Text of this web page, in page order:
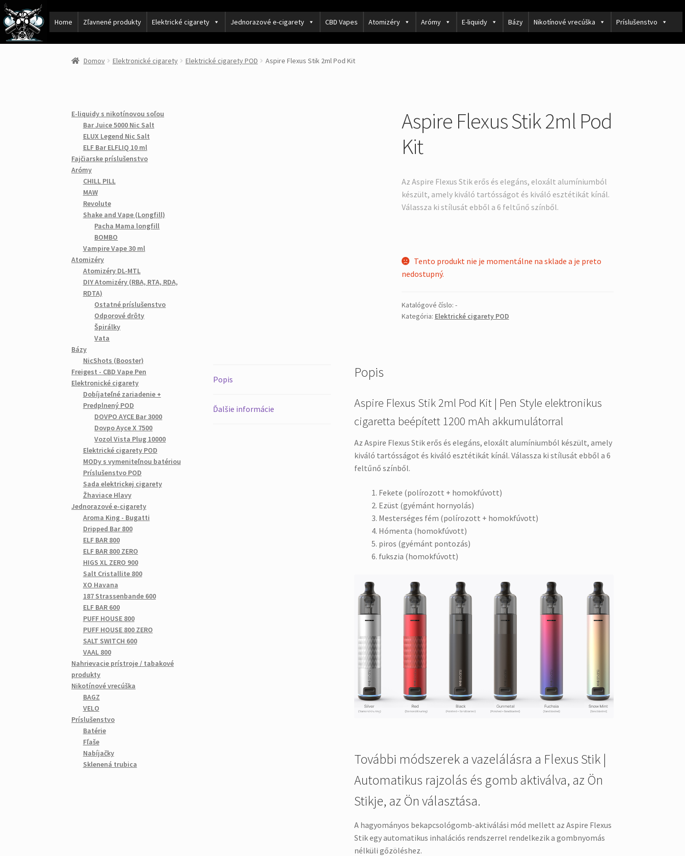
Home Zľavnené produkty Elektrické cigarety Jednorazové e-cigarety CBD Vapes Atomizéry Arómy E-liquidy Bázy Nikotínové vrecúška Príslušenstvo
Domov Elektronické cigarety Elektrické cigarety POD Aspire Flexus Stik 2ml Pod Kit
Aspire Flexus Stik 2ml Pod
Kit
Az Aspire Flexus Stik erős és elegáns, eloxált alumíniumból
készült, amely kiváló tartósságot és kiváló esztétikát kínál.
Válassza ki stílusát ebből a 6 feltűnő színből.
Tento produkt nie je momentálne na sklade a je preto
nedostupný.
Katalógové číslo: -
Kategória: Elektrické cigarety POD
Popis
Ďalšie informácie
Popis
Aspire Flexus Stik 2ml Pod Kit | Pen Style elektronikus
cigaretta beépített 1200 mAh akkumulátorral
Az Aspire Flexus Stik erős és elegáns, eloxált alumíniumból készült, amely
kiváló tartósságot és kiváló esztétikát kínál. Válassza ki stílusát ebből a 6
feltűnő színből.
Fekete (polírozott + homokfúvott)
Ezüst (gyémánt hornyolás)
Mesterséges fém (polírozott + homokfúvott)
Hómenta (homokfúvott)
piros (gyémánt pontozás)
fukszia (homokfúvott)
További módszerek a vazelálásra a Flexus Stik |
Automatikus rajzolás és gomb aktiválva, az Ön
Stikje, az Ön választása.
A hagyományos bekapcsológomb-aktiválási mód mellett az Aspire Flexus
Stik egy automatikus inhalációs rendszerrel rendelkezik a gombnyomás
nélküli gőzöléshez.
E-liquidy s nikotínovou soľou
Bar Juice 5000 Nic Salt
ELUX Legend Nic Salt
ELF Bar ELFLIQ 10 ml
Fajčiarske príslušenstvo
Arómy
CHILL PILL
MAW
Revolute
Shake and Vape (Longfill)
Pacha Mama longfill
BOMBO
Vampire Vape 30 ml
Atomizéry
Atomizéry DL-MTL
DIY Atomizéry (RBA, RTA, RDA,
RDTA)
Ostatné príslušenstvo
Odporové drôty
Špirálky
Vata
Bázy
NicShots (Booster)
Freigest - CBD Vape Pen
Elektronické cigarety
Dobíjateľné zariadenie +
Predplnený POD
DOVPO AYCE Bar 3000
Dovpo Ayce X 7500
Vozol Vista Plug 10000
Elektrické cigarety POD
MODy s vymeniteľnou batériou
Príslušenstvo POD
Sada elektrickej cigarety
Žhaviace Hlavy
Jednorazové e-cigarety
Aroma King - Bugatti
Dripped Bar 800
ELF BAR 800
ELF BAR 800 ZERO
HIGS XL ZERO 900
Salt Cristallite 800
XO Havana
187 Strassenbande 600
ELF BAR 600
PUFF HOUSE 800
PUFF HOUSE 800 ZERO
SALT SWITCH 600
VAAL 800
Nahrievacie prístroje / tabakové
produkty
Nikotínové vrecúška
BAGZ
VELO
Príslušenstvo
Batérie
Fľaše
Nabíjačky
Sklenená trubica